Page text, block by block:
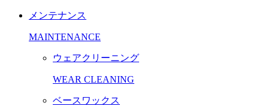
メンテナンス
MAINTENANCE
ウェアクリーニング
WEAR CLEANING
ベースワックス